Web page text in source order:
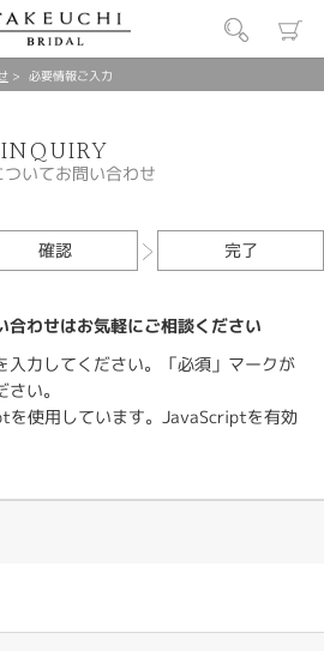
必要情報ご入力
INQUIRY
ついてお問い合わせ
確認 完了
合わせはお気軽にご相談ください
入力してください。「必須」マークが
い。
を使用しています。JavaScriptを有効